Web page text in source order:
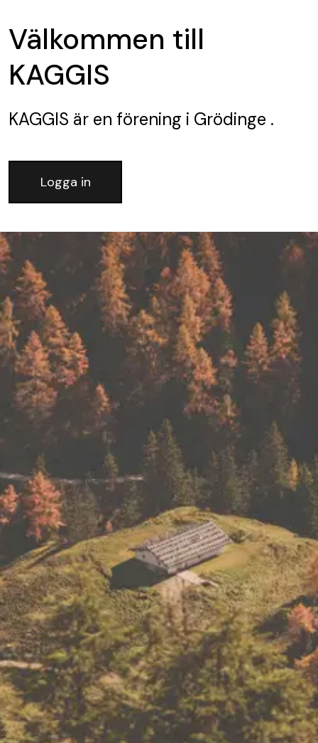
Välkommen till
KAGGIS
KAGGIS är en förening i Grödinge .
Logga in